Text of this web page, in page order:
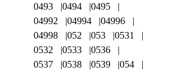
0493
0494
0495
04992
04994
04996
04998
052 053
0531
0532
0533
0536
0537
0538 0539
054